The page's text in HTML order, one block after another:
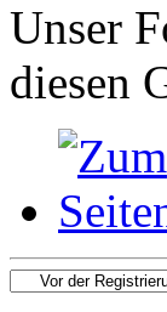
Unser
diesen